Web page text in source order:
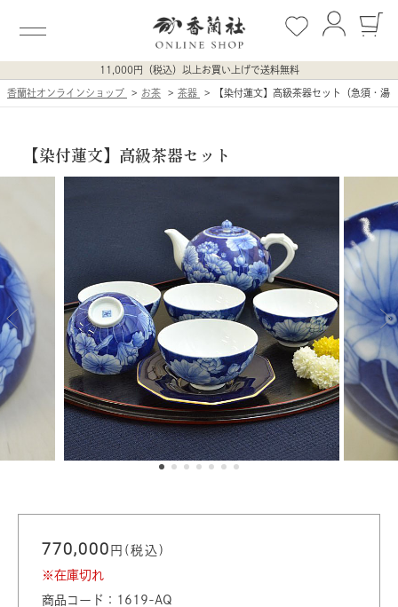
11,000円（税込）以上お買い上げで送料無料
香蘭社オンラインショップ お茶 茶器 【染付蓮文】高級茶器セット（急須・湯
【染付蓮文】高級茶器セット
770,000 円(税込)
※在庫切れ
商品コード：1619-AQ